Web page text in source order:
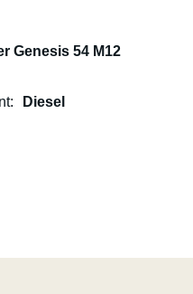
Genesis 54 M12
Diesel